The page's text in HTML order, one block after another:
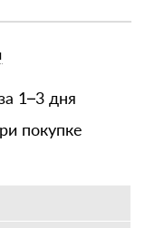
1–3 дня
покупке